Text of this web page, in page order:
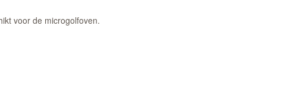
voor de microgolfoven.